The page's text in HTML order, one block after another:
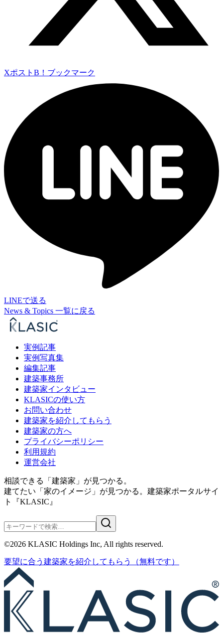
Xポスト B！ブックマーク
LINEで送る
News & Topics 一覧に戻る
実例記事
実例写真集
編集記事
建築事務所
建築家インタビュー
KLASICの使い方
お問い合わせ
建築家を紹介してもらう
建築家の方へ
プライバシーポリシー
利用規約
運営会社
相談できる「建築家」が見つかる。
建てたい「家のイメージ」が見つかる。 建築家ポータルサイ
ト『KLASIC』
©2026 KLASIC Holdings Inc, All rights reserved.
要望に合う 建築家を紹介 してもらう （無料です）